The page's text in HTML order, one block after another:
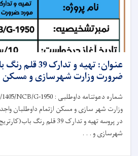
عنوان: تهیه و
ضرورت وزارت شهرسازی و مسکن
شماره دعوتنامه داوطلبی : MUDH/1405/NCB/G-1950
وزارت شهر سازی و مسکن ازتمام داوطلبان
در پروسه تهیه و تدارک 39 قلم
شهرسازی و . . .